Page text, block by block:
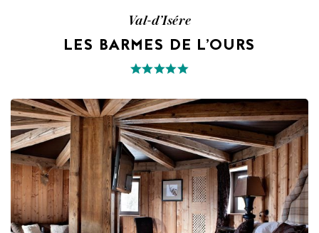
Val-d’Isére
LES BARMES DE L’OURS